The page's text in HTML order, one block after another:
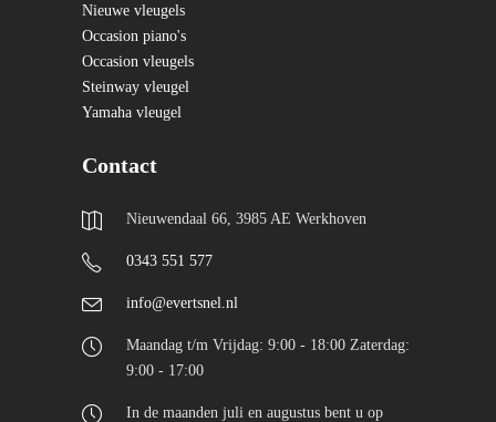
Nieuwe vleugels
Occasion piano's
Occasion vleugels
Steinway vleugel
Yamaha vleugel
Contact
Nieuwendaal 66, 3985 AE Werkhoven
0343 551 577
info@evertsnel.nl
Maandag t/m Vrijdag: 9:00 - 18:00 Zaterdag:
9:00 - 17:00
In de maanden juli en augustus bent u op